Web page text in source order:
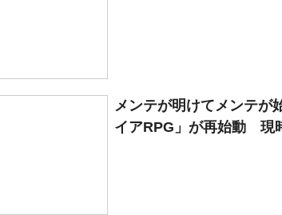
メンテが明けてメンテが
イアRPG」が再始動 現